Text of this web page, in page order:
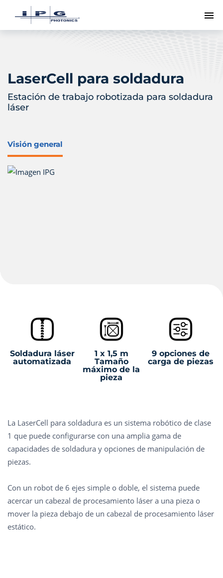
LaserCell para soldadura
Estación de trabajo robotizada para soldadura
láser
Visión general
Soldadura láser
automatizada
1 x 1,5 m
Tamaño
máximo de la
pieza
9 opciones de
carga de piezas
La LaserCell para soldadura es un sistema robótico de clase
1 que puede configurarse con una amplia gama de
capacidades de soldadura y opciones de manipulación de
piezas.
Con un robot de 6 ejes simple o doble, el sistema puede
acercar un cabezal de procesamiento láser a una pieza o
mover la pieza debajo de un cabezal de procesamiento láser
estático.